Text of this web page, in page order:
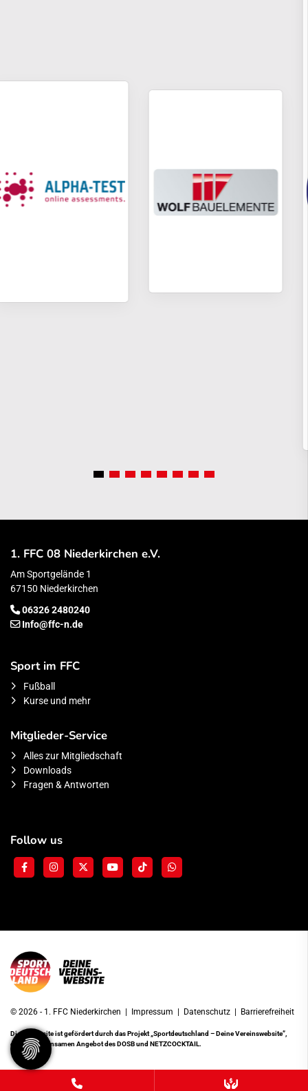
1. FFC 08 Niederkirchen e.V.
Am Sportgelände 1
67150 Niederkirchen
06326 2480240
Info@ffc-n.de
Sport im FFC
Fußball
Kurse und mehr
Mitglieder-Service
Alles zur Mitgliedschaft
Downloads
Fragen & Antworten
Follow us
© 2026 - 1. FFC Niederkirchen | Impressum | Datenschutz | Barrierefreiheit
Diese Website ist gefördert durch das Projekt„Sportdeutschland – Deine Vereinswebsite”,
einem gemeinsamen Angebot des DOSB und NETZCOCKTAIL.